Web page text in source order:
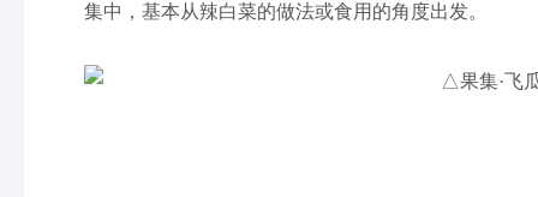
集中，基本从辣白菜的做法或食用的角度出发。